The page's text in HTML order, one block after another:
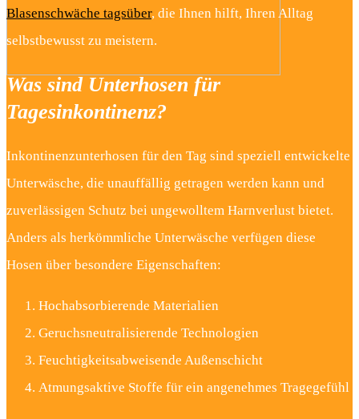
Blasenschwäche tagsüber, die Ihnen hilft, Ihren Alltag
selbstbewusst zu meistern.
Was sind Unterhosen für
Tagesinkontinenz?
Inkontinenzunterhosen für den Tag sind speziell entwickelte
Unterwäsche, die unauffällig getragen werden kann und
zuverlässigen Schutz bei ungewolltem Harnverlust bietet.
Anders als herkömmliche Unterwäsche verfügen diese
Hosen über besondere Eigenschaften:
Hochabsorbierende Materialien
Geruchsneutralisierende Technologien
Feuchtigkeitsabweisende Außenschicht
Atmungsaktive Stoffe für ein angenehmes Tragegefühl